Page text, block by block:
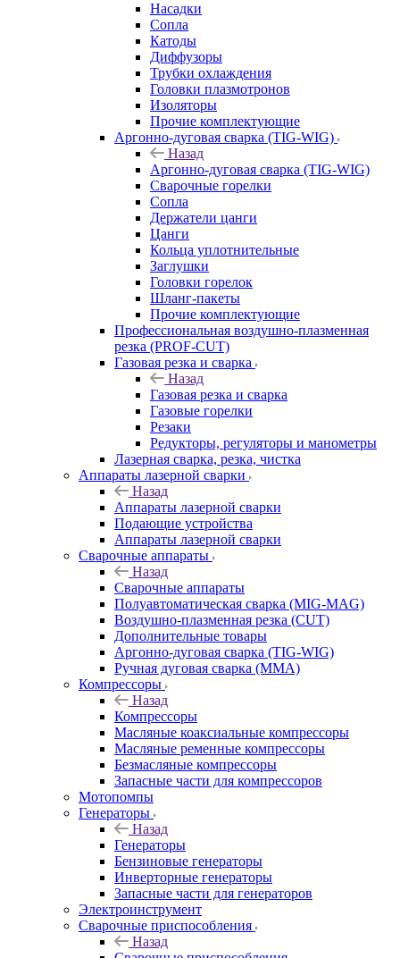
Насадки
Сопла
Катоды
Диффузоры
Трубки охлаждения
Головки плазмотронов
Изоляторы
Прочие комплектующие
Аргонно-дуговая сварка (TIG-WIG)
Назад
Аргонно-дуговая сварка (TIG-WIG)
Сварочные горелки
Сопла
Держатели цанги
Цанги
Кольца уплотнительные
Заглушки
Головки горелок
Шланг-пакеты
Прочие комплектующие
Профессиональная воздушно-плазменная
резка (PROF-CUT)
Газовая резка и сварка
Назад
Газовая резка и сварка
Газовые горелки
Резаки
Редукторы, регуляторы и манометры
Лазерная сварка, резка, чистка
Аппараты лазерной сварки
Назад
Аппараты лазерной сварки
Подающие устройства
Аппараты лазерной сварки
Сварочные аппараты
Назад
Сварочные аппараты
Полуавтоматическая сварка (MIG-MAG)
Воздушно-плазменная резка (CUT)
Дополнительные товары
Аргонно-дуговая сварка (TIG-WIG)
Ручная дуговая сварка (MMA)
Компрессоры
Назад
Компрессоры
Масляные коаксиальные компрессоры
Масляные ременные компрессоры
Безмасляные компрессоры
Запасные части для компрессоров
Мотопомпы
Генераторы
Назад
Генераторы
Бензиновые генераторы
Инверторные генераторы
Запасные части для генераторов
Электроинструмент
Сварочные приспособления
Назад